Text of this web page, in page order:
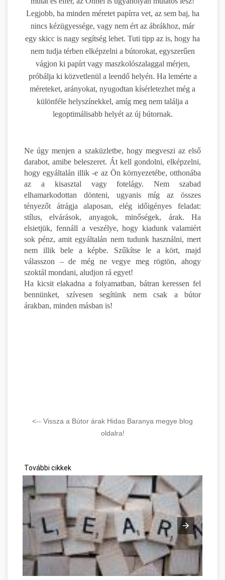
Legjobb, ha minden méretet papírra vet, az sem baj, ha
nincs kézügyessége, vagy nem ért az ábrákhoz, már
egy skicc is nagy segítség lehet. Tuti tipp az is, hogy ha
nem tudja térben elképzelni a bútorokat, egyszerűen
vágjon ki papírt vagy maszkolószalaggal mérjen,
próbálja ki közvetlenül a leendő helyén. Ha lemérte a
méreteket, arányokat, nyugodtan kísérletezhet még a
különféle helyszínekkel, amíg meg nem találja a
legoptimálisabb helyét az új bútornak.
Ne úgy menjen a szaküzletbe, hogy megveszi az első
darabot, amibe beleszeret. Át kell gondolni, elképzelni,
hogy egyáltalán illik -e az Ön környezetébe, otthonába
az a kisasztal vagy fotelágy. Nem szabad
elhamarkodottan dönteni, ugyanis míg az összes
tényezőt átrágja alaposan, elég időigényes feladat:
stílus, elvárások, anyagok, minőségek, árak. Ha
elsietjük, fennáll a veszélye, hogy kiadunk valamiért
sok pénz, amit egyáltalán nem tudunk használni, mert
nem illik bele a képbe. Szűkítse le a kört, majd
válasszon – de még ne vegye meg rögtön, ahogy
szoktál mondani, aludjon rá egyet!
Ha kicsit elakadna a folyamatban, bátran keressen fel
bennünket, szívesen segítünk nem csak a bútor
árakban, minden másban is!
<-- Vissza a Bútor árak Hidas Baranya megye blog
oldalra!
További cikkek